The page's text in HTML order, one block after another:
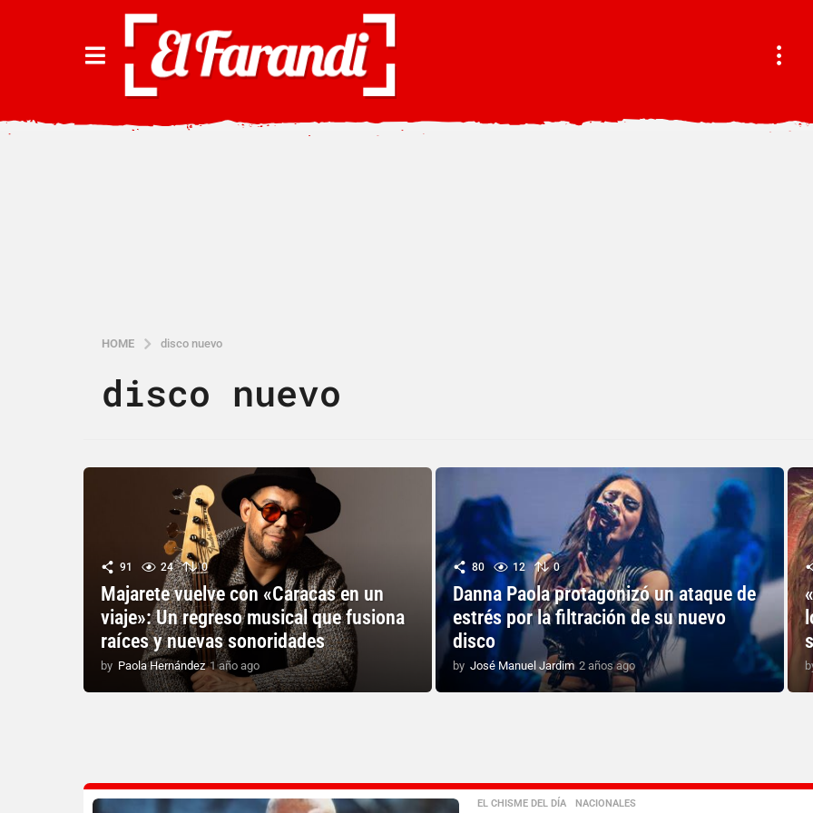
HOME disco nuevo
disco nuevo
91 24 0
Majarete vuelve con «Caracas en un
viaje»: Un regreso musical que fusiona
raíces y nuevas sonoridades
by Paola Hernández 1 año ago
a
80 12 0
Danna Paola protagonizó un ataque de
estrés por la filtración de su nuevo
disco
by José Manuel Jardim 2 años ago
a
o
EL CHISME DEL DÍA ,NACIONALES